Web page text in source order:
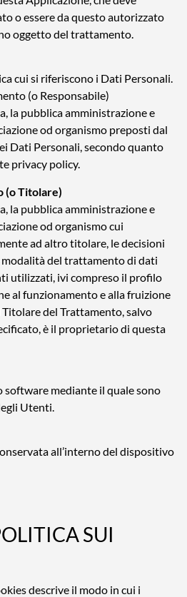
o essere da questo autorizzato
oggetto del trattamento.
cui si riferiscono i Dati Personali.
(o Responsabile)
la pubblica amministrazione e
od organismo preposti dal
Dati Personali, secondo quanto
privacy policy.
(o Titolare)
la pubblica amministrazione e
od organismo cui
ad altro titolare, le decisioni
del trattamento di dati
utilizzati, ivi compreso il profilo
al funzionamento e alla fruizione
del Trattamento, salvo
è il proprietario di questa
software mediante il quale sono
Utenti.
all’interno del dispositivo
SUI
descrive il modo in cui i